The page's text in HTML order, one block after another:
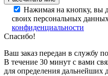
Нажимая на кнопку, вы
своих персональных
конфиденциальности
Спасибо!
Ваш заказ передан в службу
В течение 30 минут с вами
для определения дальнейших